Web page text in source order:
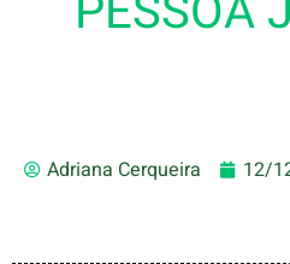
Adriana Cerqueira 12/